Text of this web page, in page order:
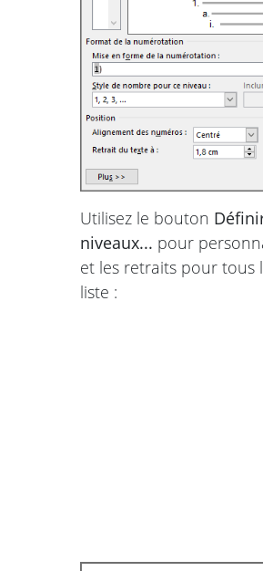
Utilisez le bouton
niveaux... pour
et les retraits pour tous
liste :